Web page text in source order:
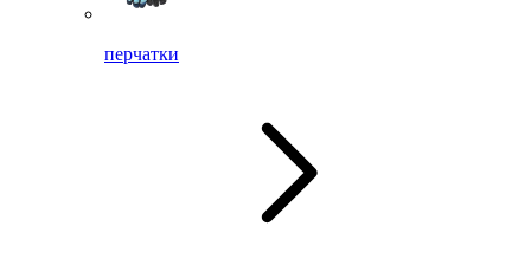
перчатки